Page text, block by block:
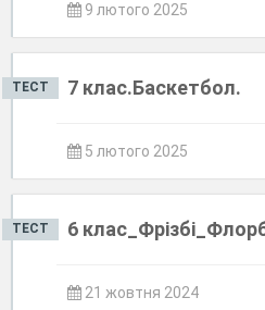
9 лютого 2025
ТЕСТ 7 клас.Баскетбол.
5 лютого 2025
ТЕСТ 6
21 жовтня 2024